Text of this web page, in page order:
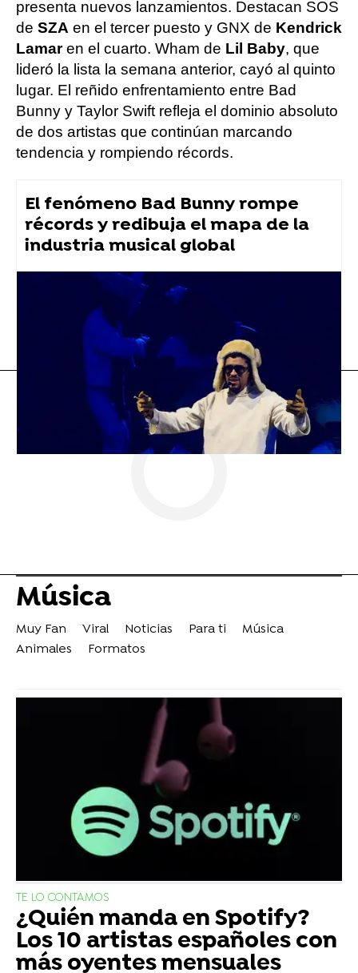
presenta nuevos lanzamientos. Destacan SOS
de SZA en el tercer puesto y GNX de Kendrick
Lamaren el cuarto. Wham de Lil Baby, que
lideró la lista la semana anterior, cayó al quinto
lugar. El reñido enfrentamiento entre Bad
Bunny y Taylor Swift refleja el dominio absoluto
de dos artistas que continúan marcando
tendencia y rompiendo récords.
El fenómeno Bad Bunny rompe
récords y redibuja el mapa de la
industria musical global
Taylor Swift Bad Bunny
» Música
Música
Muy Fan Viral Noticias Para ti
Música
Animales
Formatos
TE LO CONTAMOS
¿Quién manda en Spotify?
Los 10 artistas españoles con
más oyentes mensuales